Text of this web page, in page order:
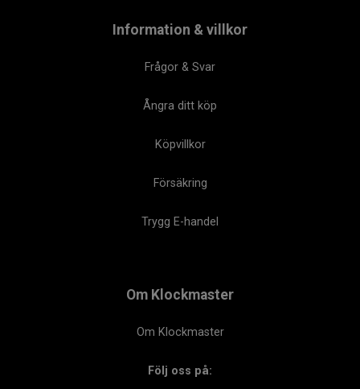
Information & villkor
Frågor & Svar
Ångra ditt köp
Köpvillkor
Försäkring
Trygg E-handel
Om Klockmaster
Om Klockmaster
Följ oss på: